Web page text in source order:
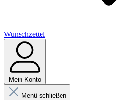
Wunschzettel
Mein Konto
Menü schließen